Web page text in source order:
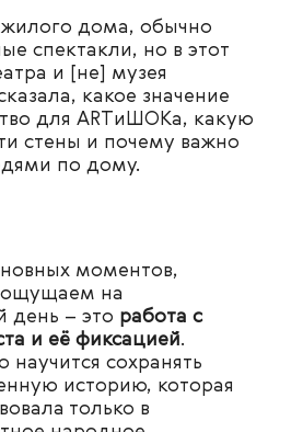
жилого дома, обычно
спектакли, но в этот
и [не] музея
какое значение
для ARTиШОКа, какую
стены и почему важно
по дому.
моментов,
на
день – это работа с
и её фиксацией.
научится сохранять
историю, которая
только в